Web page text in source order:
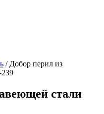
/ Добор перил из
стали